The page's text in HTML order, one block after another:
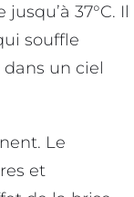
37°C. Il
souffle
dans un ciel
Le
et